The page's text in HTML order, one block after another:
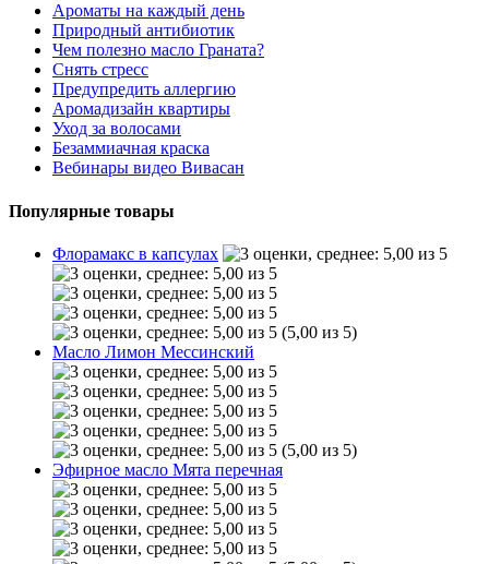
Ароматы на каждый день
Природный антибиотик
Чем полезно масло Граната?
Снять стресс
Предупредить аллергию
Аромадизайн квартиры
Уход за волосами
Безаммиачная краска
Вебинары видео Вивасан
Популярные товары
Флорамакс в капсулах
(5,00 из 5)
Масло Лимон Мессинский
(5,00 из 5)
Эфирное масло Мята перечная